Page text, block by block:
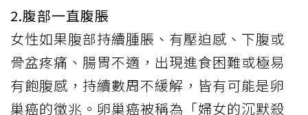
2.腹部一直腹脹
女性如果腹部持續腫脹、有壓迫感、下腹或
骨盆疼痛、腸胃不適，出現進食困難或極易
有飽腹感，持續數周不緩解，皆有可能是卵
巢癌的徵兆。卵巢癌被稱為「婦女的沉默殺